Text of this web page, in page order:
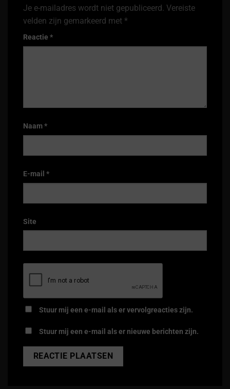
Je e-mailadres wordt niet gepubliceerd. Vereiste
velden zijn gemarkeerd met *
Reactie *
Naam*
E-mail *
Site
Stuur mij een e-mail als er vervolgreacties zijn.
Stuur mij een e-mail als er nieuwe berichten zijn.